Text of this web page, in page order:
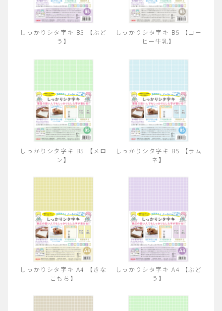
しっかりシタ字キ B5 【ぶど
う】
しっかりシタ字キ B5 【コー
ヒー牛乳】
しっかりシタ字キ B5 【メロ
ン】
しっかりシタ字キ B5 【ラム
ネ】
しっかりシタ字キ A4 【きな
こもち】
しっかりシタ字キ A4 【ぶど
う】